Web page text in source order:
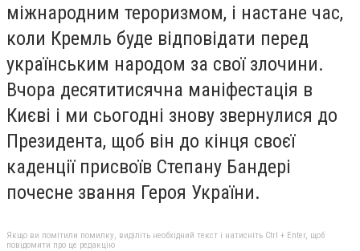
міжнародним тероризмом, і настане час,
коли Кремль буде відповідати перед
українським народом за свої злочини.
Вчора десятитисячна маніфестація в
Києві і ми сьогодні знову звернулися до
Президента, щоб він до кінця своєї
каденції присвоїв Степану Бандері
почесне звання Героя України.
Якщо ви помітили помилку, виділіть необхідний текст і натисніть Ctrl + Enter, щоб
повідомити про це редакцію